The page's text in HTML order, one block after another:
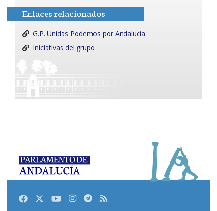
Enlaces relacionados
G.P. Unidas Podemos por Andalucía
Iniciativas del grupo
FacebookTwitterYoutubeInstagram
Telegram
RSS